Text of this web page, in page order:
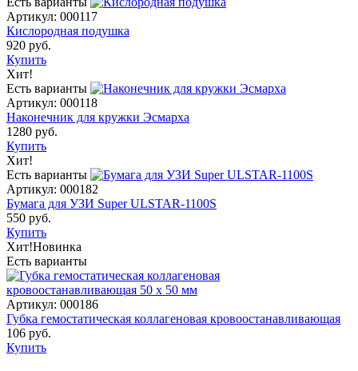
Артикул: 000117
Кислородная подушка
920 руб.
Купить
Хит!
Есть варианты
Артикул: 000118
Наконечник для кружки Эсмарха
1280 руб.
Купить
Хит!
Есть варианты
Артикул: 000182
Бумага для УЗИ Super ULSTAR-1100S
550 руб.
Купить
Хит!Новинка
Есть варианты
Артикул: 000186
Губка гемостатическая коллагеновая кровоостанавливающая
106 руб.
Купить